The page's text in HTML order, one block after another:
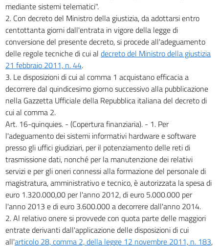
mediante sistemi telematici".
2. Con decreto del Ministro della giustizia, da adottarsi entro
centottanta giorni dall'entrata in vigore della legge di
conversione del presente decreto, si procede all'adeguamento
delle regole tecniche di cui al decreto del Ministro della giustizia
21 febbraio 2011, n. 44.
3. Le disposizioni di cui al comma 1 acquistano efficacia a
decorrere dal quindicesimo giorno successivo alla pubblicazione
nella Gazzetta Ufficiale della Repubblica italiana del decreto di
cui al comma 2.
Art. 16-quinquies. - (Copertura finanziaria). - 1. Per
l'adeguamento dei sistemi informativi hardware e software
presso gli uffici giudiziari, per il potenziamento delle reti di
trasmissione dati, nonché per la manutenzione dei relativi
servizi e per gli oneri connessi alla formazione del personale di
magistratura, amministrativo e tecnico, è autorizzata la spesa di
euro 1.320.000,00 per l'anno 2012, di euro 5.000.000 per
l'anno 2013 e di euro 3.600.000 a decorrere dall'anno 2014.
2. Al relativo onere si provvede con quota parte delle maggiori
entrate derivanti dall'applicazione delle disposizioni di cui
all'articolo 28, comma 2, della legge 12 novembre 2011, n. 183,